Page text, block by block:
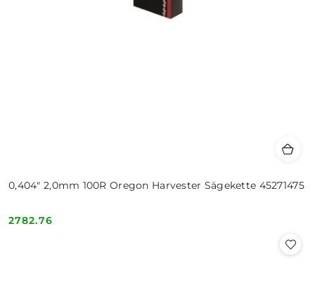
0,404" 2,0mm 100R Oregon Harvester Sägekette 45271475
Cena:
2782.76